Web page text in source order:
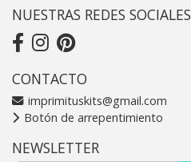
NUESTRAS REDES SOCIALES
CONTACTO
imprimituskits@gmail.com
Botón de arrepentimiento
NEWSLETTER